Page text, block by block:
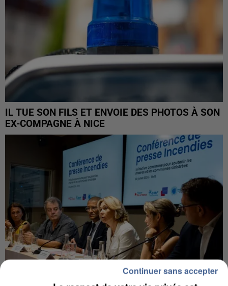
IL TUE SON FILS ET ENVOIE DES PHOTOS À SON
EX-COMPAGNE À NICE
Continuer sans accepter